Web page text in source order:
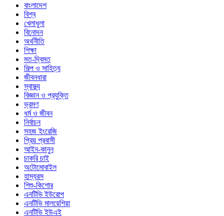
বাংলাদেশ
বিশ্ব
খেলাধুলা
বিনোদন
অর্থনীতি
শিক্ষা
মত-দ্বিমত
শিল্প ও সাহিত্য
জীবনধারা
স্বাস্থ্য
বিজ্ঞান ও প্রযুক্তি
ভ্রমণ
ধর্ম ও জীবন
নির্বাচন
সহজ ইংরেজি
প্রিয় প্রবাসী
আইন-কানুন
চাকরি চাই
অটোমোবাইল
হাস্যরস
শিশু-কিশোর
এনটিভি ইউরোপ
এনটিভি মালয়েশিয়া
এনটিভি ইউএই